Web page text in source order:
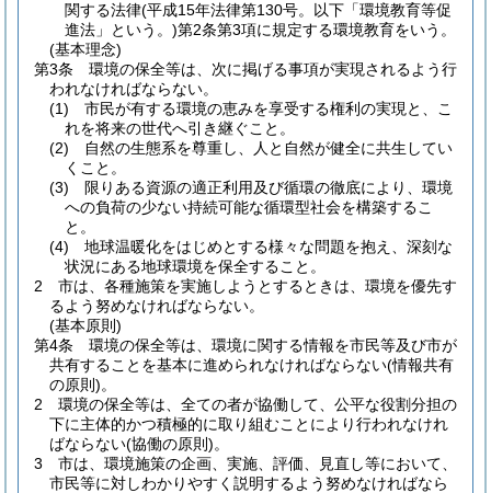
関する法律(平成15年法律第130号。以下「環境教育等促
進法」という。)第2条第3項に規定する環境教育をいう。
(基本理念)
第3条
環境の保全等は、次に掲げる事項が実現されるよう行
われなければならない。
(1)
市民が有する環境の恵みを享受する権利の実現と、こ
れを将来の世代へ引き継ぐこと。
(2)
自然の生態系を尊重し、人と自然が健全に共生してい
くこと。
(3)
限りある資源の適正利用及び循環の徹底により、環境
への負荷の少ない持続可能な循環型社会を構築するこ
と。
(4)
地球温暖化をはじめとする様々な問題を抱え、深刻な
状況にある地球環境を保全すること。
2
市は、各種施策を実施しようとするときは、環境を優先す
るよう努めなければならない。
(基本原則)
第4条
環境の保全等は、環境に関する情報を市民等及び市が
共有することを基本に進められなければならない(情報共有
の原則)。
2
環境の保全等は、全ての者が協働して、公平な役割分担の
下に主体的かつ積極的に取り組むことにより行われなけれ
ばならない(協働の原則)。
3
市は、環境施策の企画、実施、評価、見直し等において、
市民等に対しわかりやすく説明するよう努めなければなら